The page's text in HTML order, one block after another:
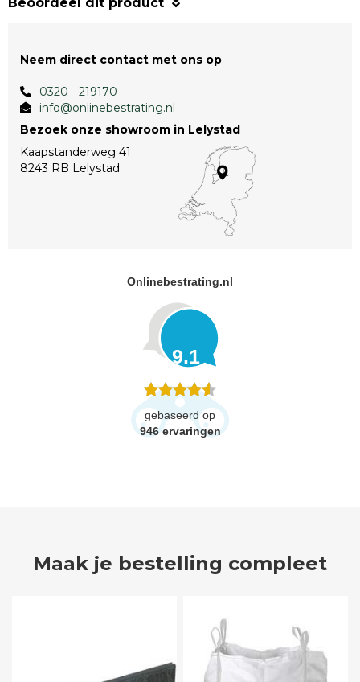
Neem direct contact met ons op
0320 - 219170
info@onlinebestrating.nl
Bezoek onze showroom in Lelystad
Kaapstanderweg 41
8243 RB Lelystad
Onlinebestrating.nl
9.1
gebaseerd op
946 ervaringen
Maak je bestelling compleet